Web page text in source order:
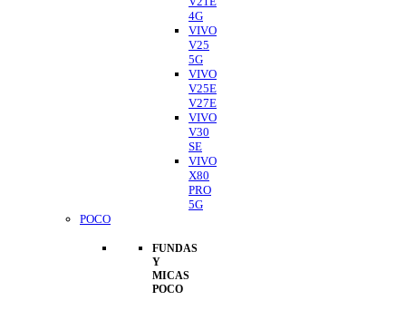
4G
VIVO
V25
5G
VIVO
V25E
V27E
VIVO
V30
SE
VIVO
X80
PRO
5G
POCO
FUNDAS
Y
MICAS
POCO